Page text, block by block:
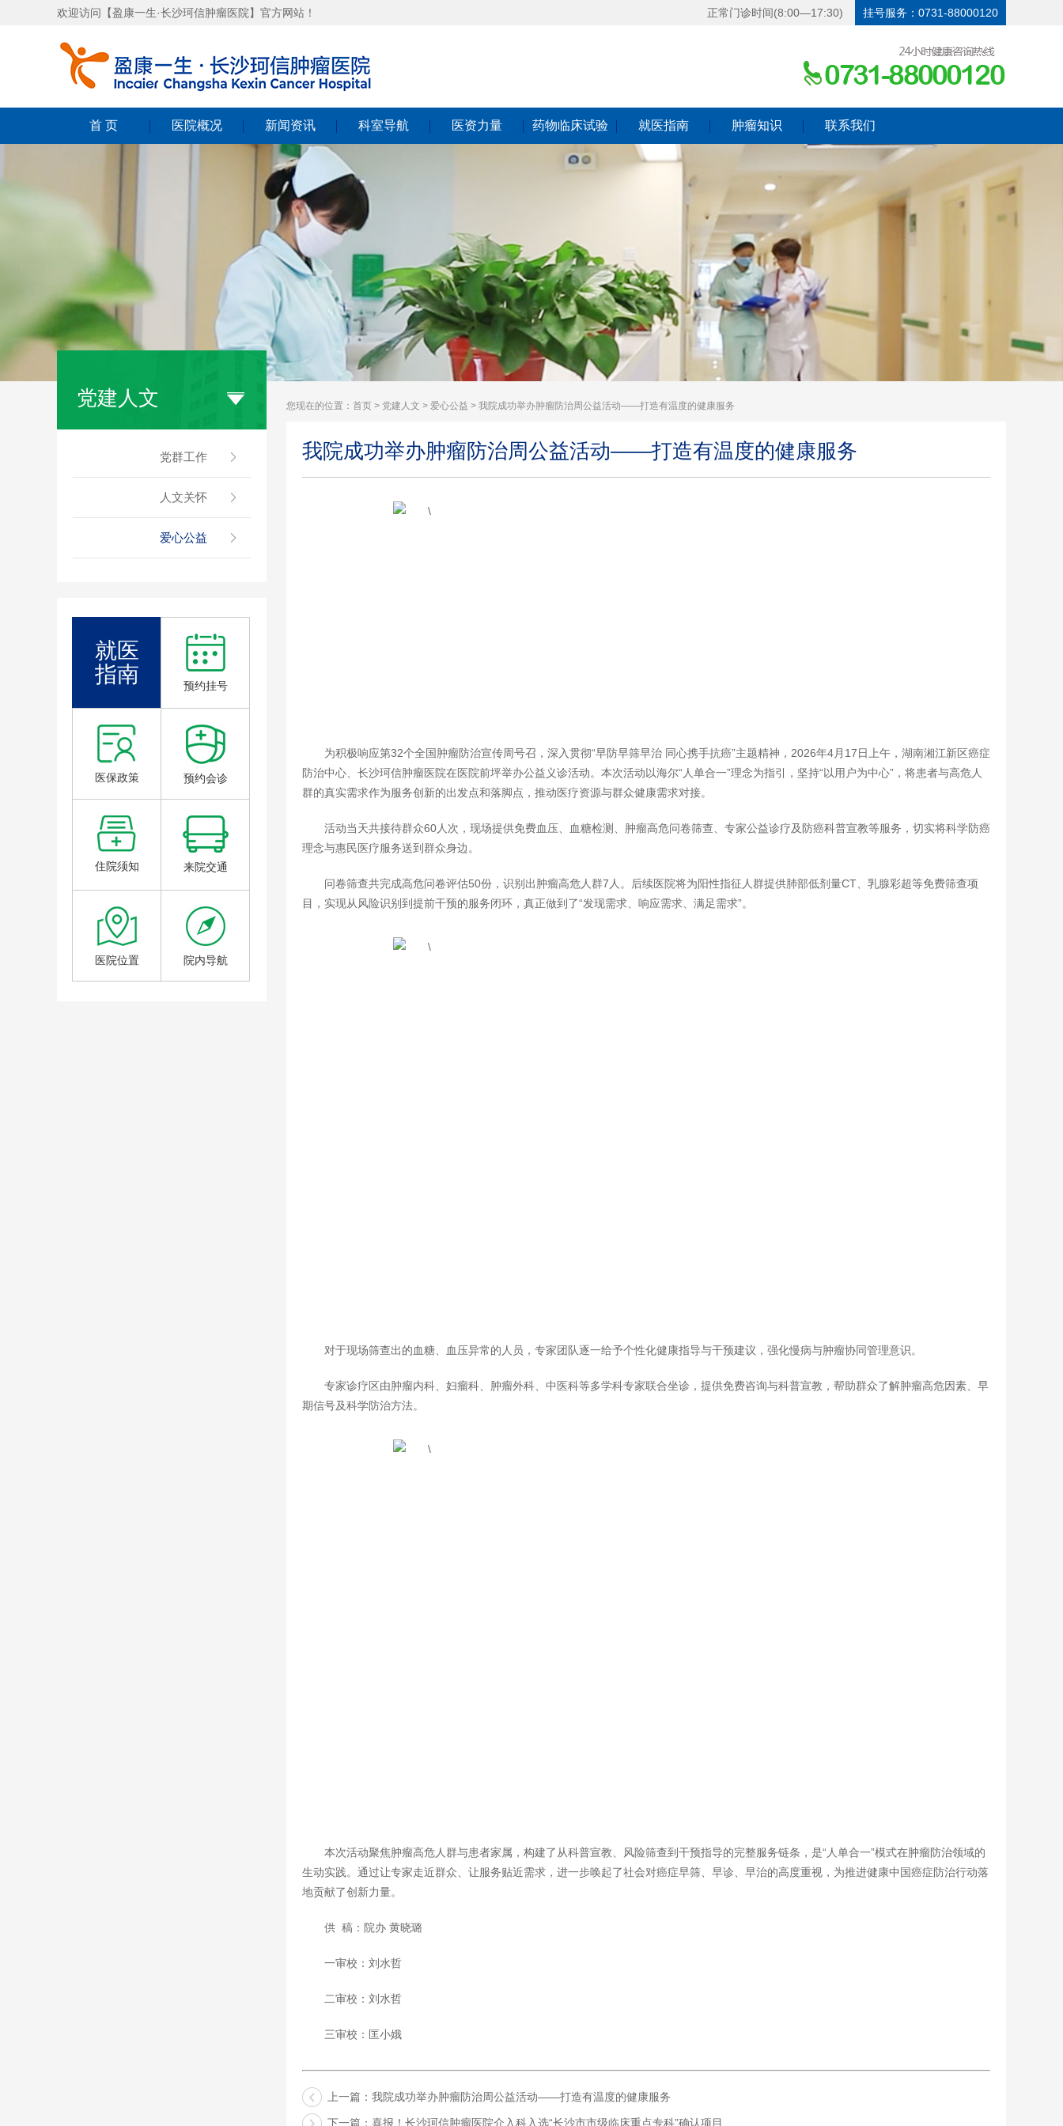
正常门诊时间(8:00—17:30) 挂号服务：0731-88000120
欢迎访问【盈康一生·长沙珂信肿瘤医院】官方网站！
首 页 医院概况 新闻资讯 科室导航 医资力量 药物临床试验 就医指南 肿瘤知识 联系我们
党建人文
党群工作
人文关怀
爱心公益
就医
指南
预约挂号
医保政策 预约会诊
住院须知 来院交通
医院位置 院内导航
您现在的位置： 首页 > 党建人文 > 爱心公益 > 我院成功举办肿瘤防治周公益活动——打造有温度的健康服务
我院成功举办肿瘤防治周公益活动——打造有温度的健康服务
为积极响应第32个全国肿瘤防治宣传周号召，深入贯彻“早防早筛早治 同心携手抗癌”主题精神，2026年4月17日上午，湖南湘江新区癌症
防治中心、长沙珂信肿瘤医院在医院前坪举办公益义诊活动。本次活动以海尔“人单合一”理念为指引，坚持“以用户为中心”，将患者与高危人
群的真实需求作为服务创新的出发点和落脚点，推动医疗资源与群众健康需求对接。
活动当天共接待群众60人次，现场提供免费血压、血糖检测、肿瘤高危问卷筛查、专家公益诊疗及防癌科普宣教等服务，切实将科学防癌
理念与惠民医疗服务送到群众身边。
问卷筛查共完成高危问卷评估50份，识别出肿瘤高危人群7人。后续医院将为阳性指征人群提供肺部低剂量CT、乳腺彩超等免费筛查项
目，实现从风险识别到提前干预的服务闭环，真正做到了“发现需求、响应需求、满足需求”。
对于现场筛查出的血糖、血压异常的人员，专家团队逐一给予个性化健康指导与干预建议，强化慢病与肿瘤协同管理意识。
专家诊疗区由肿瘤内科、妇瘤科、肿瘤外科、中医科等多学科专家联合坐诊，提供免费咨询与科普宣教，帮助群众了解肿瘤高危因素、早
期信号及科学防治方法。
本次活动聚焦肿瘤高危人群与患者家属，构建了从科普宣教、风险筛查到干预指导的完整服务链条，是“人单合一”模式在肿瘤防治领域的
生动实践。通过让专家走近群众、让服务贴近需求，进一步唤起了社会对癌症早筛、早诊、早治的高度重视，为推进健康中国癌症防治行动落
地贡献了创新力量。
供 稿：院办 黄晓璐
一审校：刘水哲
二审校：刘水哲
三审校：匡小娥
上一篇：我院成功举办肿瘤防治周公益活动——打造有温度的健康服务
下一篇：喜报！长沙珂信肿瘤医院介入科入选“长沙市市级临床重点专科”确认项目